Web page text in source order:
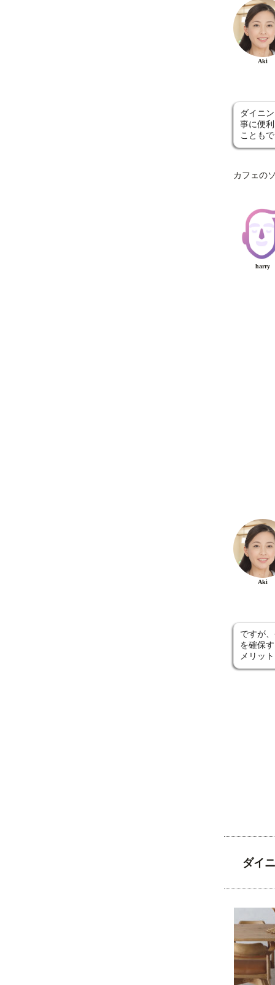
Aki
ダイニ
事に便
ことも
カフェの
harry
Aki
ですが
を確保
メリッ
ダイ